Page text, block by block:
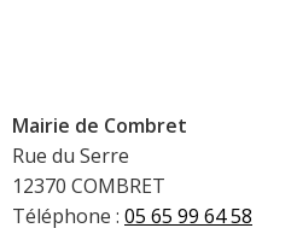
Mairie de Combret
Rue du Serre
12370 COMBRET
Téléphone : 05 65 99 64 58